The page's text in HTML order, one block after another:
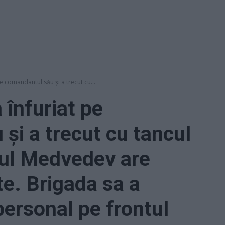
comandantul său și a trecut cu...
înfuriat pe
și a trecut cu tancul
Medvedev are
Brigada sa a
pe frontul